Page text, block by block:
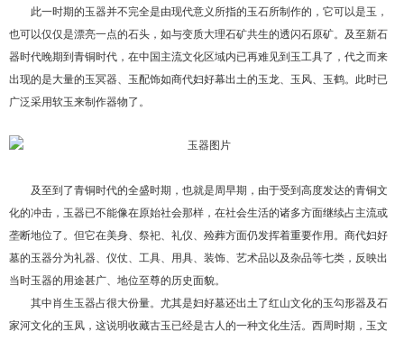
此一时期的玉器并不完全是由现代意义所指的玉石所制作的，它可以是玉，
也可以仅仅是漂亮一点的石头，如与变质大理石矿共生的透闪石原矿。及至新石
器时代晚期到青铜时代，在中国主流文化区域内已再难见到玉工具了，代之而来
出现的是大量的玉冥器、玉配饰如商代妇好幕出土的玉龙、玉风、玉鹤。此时已
广泛采用软玉来制作器物了。
及至到了青铜时代的全盛时期，也就是周早期，由于受到高度发达的青铜文
化的冲击，玉器已不能像在原始社会那样，在社会生活的诸多方面继续占主流或
垄断地位了。但它在美身、祭祀、礼仪、殓葬方面仍发挥着重要作用。商代妇好
墓的玉器分为礼器、仪仗、工具、用具、装饰、艺术品以及杂品等七类，反映出
当时玉器的用途甚广、地位至尊的历史面貌。
其中肖生玉器占很大份量。尤其是妇好墓还出土了红山文化的玉勾形器及石
家河文化的玉凤，这说明收藏古玉已经是古人的一种文化生活。西周时期，玉文